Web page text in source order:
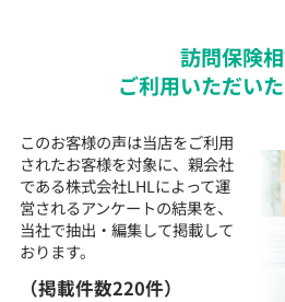
訪問保険
ご利用いただいた
このお客様の声は当店をご利用
されたお客様を対象に、 親会社
である株式会社LHLによって運
営されるアンケートの結果を、
当社で抽出・編集して掲載して
おります。
（掲載件数220件）